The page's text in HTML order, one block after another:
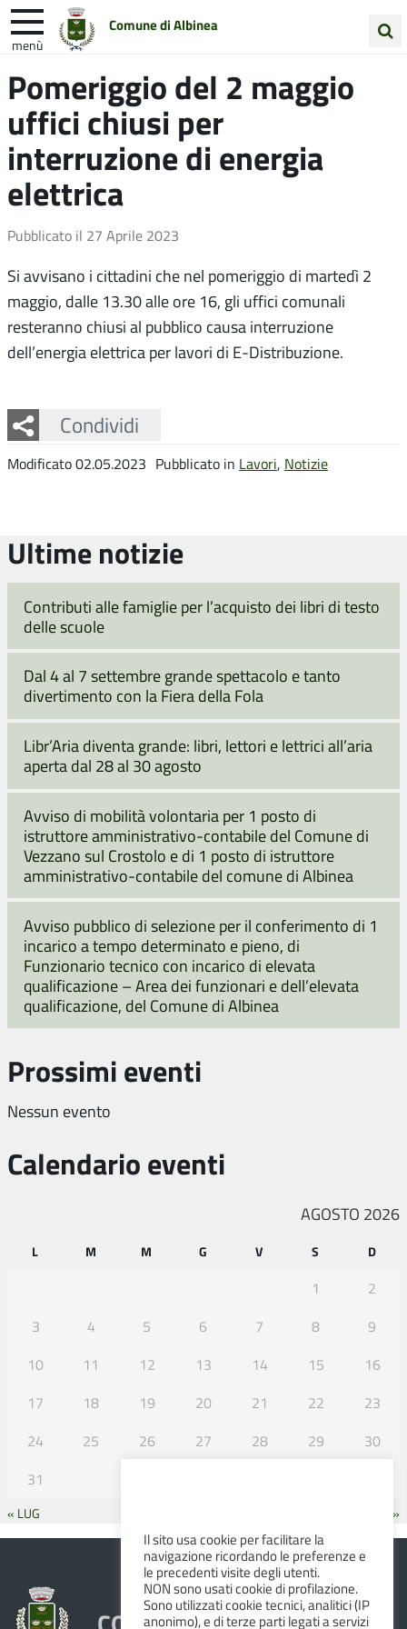
Comune di Albinea
menù
nel
sito
Entra in Comune Vivi Albinea
Unione Colline Matildiche
Pomeriggio del 2 maggio
uffici chiusi per
interruzione di energia
elettrica
Pubblicato il 27 Aprile 2023
Si avvisano i cittadini che nel pomeriggio di martedì 2
maggio, dalle 13.30 alle ore 16, gli uffici comunali
resteranno chiusi al pubblico causa interruzione
dell’energia elettrica per lavori di E-Distribuzione.
Condividi
Facebook
Twitter
Whatsapp
Modificato 02.05.2023 Pubblicato in Lavori, Notizie
Ultime notizie
Contributi alle famiglie per l’acquisto dei libri di testo
delle scuole
Dal 4 al 7 settembre grande spettacolo e tanto
divertimento con la Fiera della Fola
Libr’Aria diventa grande: libri, lettori e lettrici all’aria
aperta dal 28 al 30 agosto
Avviso di mobilità volontaria per 1 posto di
istruttore amministrativo-contabile del Comune di
Vezzano sul Crostolo e di 1 posto di istruttore
amministrativo-contabile del comune di Albinea
Avviso pubblico di selezione per il conferimento di 1
incarico a tempo determinato e pieno, di
Funzionario tecnico con incarico di elevata
qualificazione – Area dei funzionari e dell’elevata
qualificazione, del Comune di Albinea
Prossimi eventi
Nessun evento
Calendario eventi
AGOSTO 2026
L M M G V S D
1
2
3
4 5 6 7 8
9
10
11 12 13 14 15
16
17
18 19 20 21 22
23
24
25 26 27 28 29
30
31
« LUG SET »
Il sito usa cookie per facilitare la
navigazione ricordando le preferenze e
le precedenti visite degli utenti.
NON sono usati cookie di profilazione.
Sono utilizzati cookie tecnici, analitici (IP
anonimo), e di terze parti legati a servizi